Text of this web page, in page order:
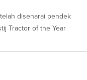
disenarai pendek
Tractor of the Year